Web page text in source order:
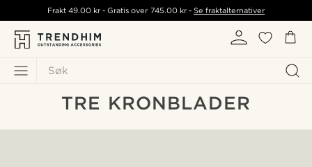
Søk
Frakt49.00 kr - Gratis over 745.00 kr- Se fraktalternativer
TRE KRONBLADER